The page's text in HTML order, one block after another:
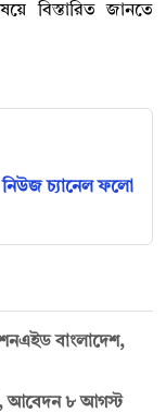
বিস্তারিত জানতে
চ্যানেল ফলো
বাংলাদেশ,
আবেদন ৮ আগস্ট